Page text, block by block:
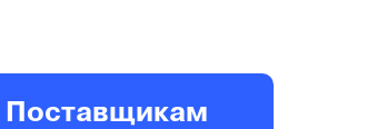
Поставщикам